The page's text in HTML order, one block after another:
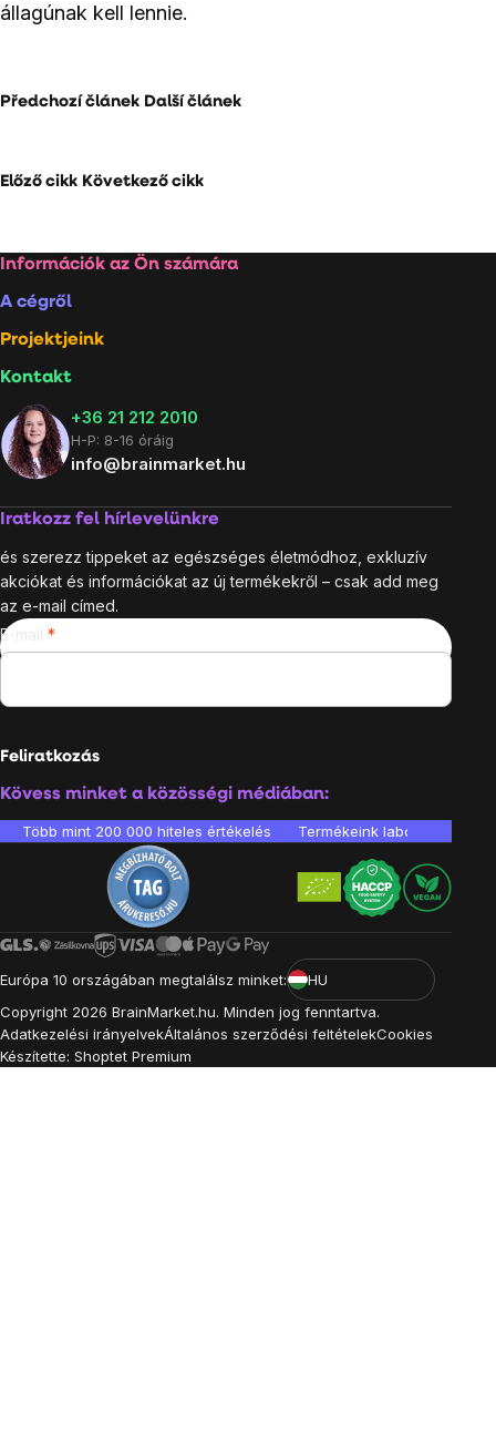
állagúnak kell lennie.
Předchozí článek Další článek
Előző cikk Következő cikk
Lábléc
Információk az Ön számára
A cégről
Projektjeink
Kontakt
+36 21 212 2010
H-P: 8-16 óráig
info@brainmarket.hu
Iratkozz fel hírlevelünkre
és szerezz tippeket az egészséges életmódhoz, exkluzív
akciókat és információkat az új termékekről – csak add meg
az e-mail címed.
E-mail
Feliratkozás
Kövess minket a közösségi médiában:
Több mint 200 000 hiteles értékelés Termékeink
Európa 10 országában megtalálsz minket:
HU
Copyright 2026 BrainMarket.hu. Minden jog fenntartva.
Adatkezelési irányelvekÁltalános szerződési feltételekCookies
Készítette: Shoptet Premium